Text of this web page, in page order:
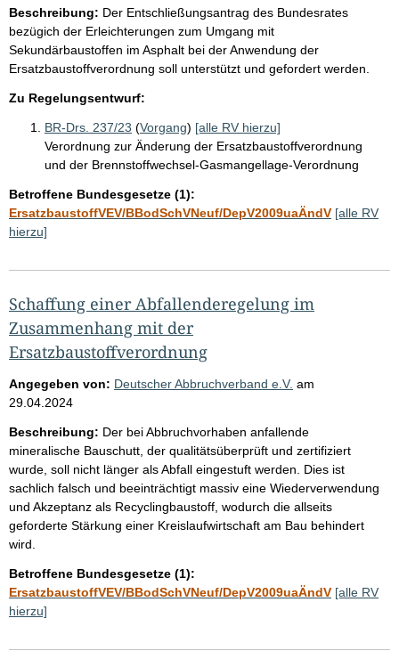
Beschreibung: Der Entschließungsantrag des Bundesrates
bezügich der Erleichterungen zum Umgang mit
Sekundärbaustoffen im Asphalt bei der Anwendung der
Ersatzbaustoffverordnung soll unterstützt und gefordert werden.
Zu Regelungsentwurf:
BR-Drs. 237/23 (Vorgang) [alle RV hierzu]
Verordnung zur Änderung der Ersatzbaustoffverordnung
und der Brennstoffwechsel-Gasmangellage-Verordnung
Betroffene Bundesgesetze (1):
ErsatzbaustoffVEV/BBodSchVNeuf/DepV2009uaÄndV [alle RV
hierzu]
Schaffung einer Abfallenderegelung im
Zusammenhang mit der
Ersatzbaustoffverordnung
Angegeben von: Deutscher Abbruchverband e.V. am
29.04.2024
Beschreibung: Der bei Abbruchvorhaben anfallende
mineralische Bauschutt, der qualitätsüberprüft und zertifiziert
wurde, soll nicht länger als Abfall eingestuft werden. Dies ist
sachlich falsch und beeinträchtigt massiv eine Wiederverwendung
und Akzeptanz als Recyclingbaustoff, wodurch die allseits
geforderte Stärkung einer Kreislaufwirtschaft am Bau behindert
wird.
Betroffene Bundesgesetze (1):
ErsatzbaustoffVEV/BBodSchVNeuf/DepV2009uaÄndV [alle RV
hierzu]